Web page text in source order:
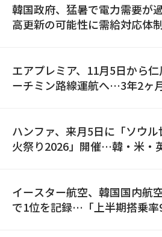
韓国政府、猛暑で電力需要が
高更新の可能性に需給対応体
エアプレミア、11月5日から
ーチミン路線運航へ…3年2ヶ
ハンファ、来月5日に「ソウル
火祭り2026」開催…韓・米・
イースター航空、韓国国内航
で1位を記録…「上半期搭乗率